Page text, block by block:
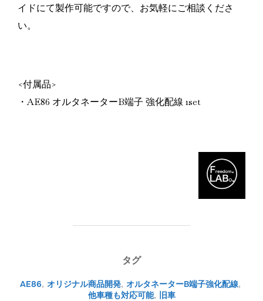
イドにて製作可能ですので、お気軽にご相談くださ
い。
<付属品>
・AE86 オルタネーターB端子 強化配線 1set
タグ
AE86, オリジナル商品開発, オルタネーターB端子強化配線,
他車種も対応可能, 旧車